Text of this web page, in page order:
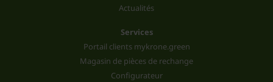
Actualités
Services
Portail clients mykrone.green
Magasin de pièces de rechange
Configurateur